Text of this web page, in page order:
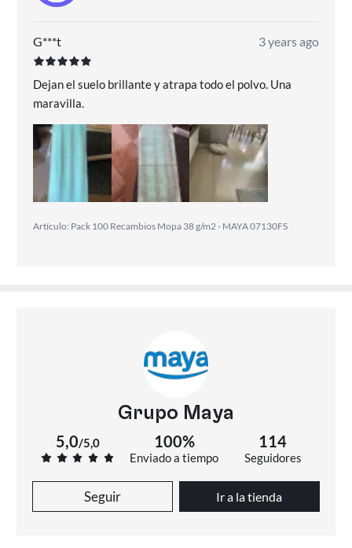
G***t 3 years ago
Dejan el suelo brillante y atrapa todo el polvo. Una
maravilla.
Artículo: Pack 100 Recambios Mopa 38 g/m2 - MAYA 07130FS
Grupo Maya
5,0/5,0 100%
Enviado a tiempo
114
Seguidores
Seguir Ir a la tienda